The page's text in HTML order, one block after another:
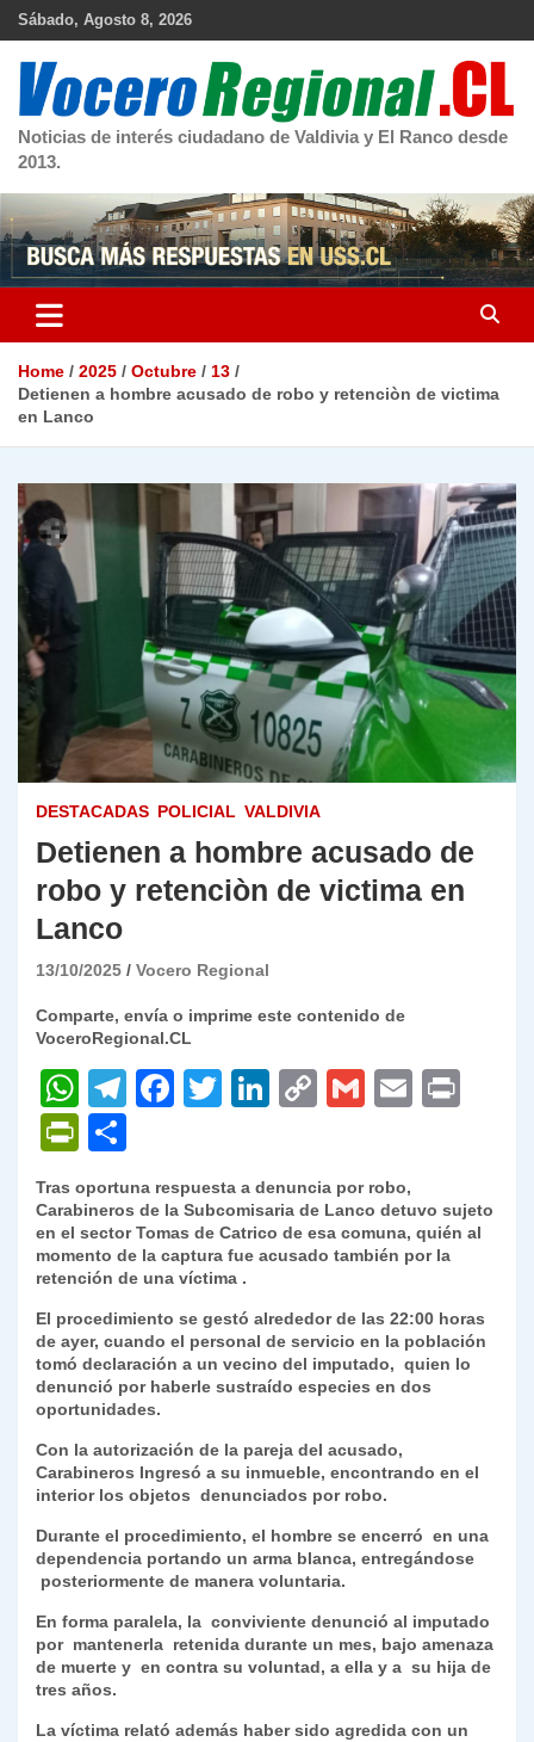
Skip
Sábado, Agosto 8, 2026
Noticias de interés ciudadano de Valdivia y El Ranco desde
2013.
Home 2025 Octubre
13
Detienen a hombre acusado de robo y retenciòn de victima
en Lanco
DESTACADAS POLICIAL VALDIVIA
Detienen a hombre acusado de
robo y retenciòn de victima en
Lanco
13/10/2025 Vocero Regional
Comparte, envía o imprime este contenido de
VoceroRegional.CL
W
h
at
s
A
p
p
T
gr
a
m
F
e
b
o
o
k
T
er
Li
e
dI
C
y
Li
k
G
l
E
l
P
nt
Fr
ie
n
dl
y
m
p
ar
tir
Tras oportuna respuesta a denuncia por robo,
Carabineros de la Subcomisaria de Lanco detuvo sujeto
en el sector Tomas de Catrico de esa comuna, quién al
momento de la captura fue acusado también por la
retención de una víctima .
El procedimiento se gestó alrededor de las 22:00 horas
de ayer, cuando el personal de servicio en la población
tomó declaración a un vecino del imputado, quien lo
denunció por haberle sustraído especies en dos
oportunidades.
Con la autorización de la pareja del acusado,
Carabineros Ingresó a su inmueble, encontrando en el
interior los objetos denunciados por robo.
Durante el procedimiento, el hombre se encerró en una
dependencia portando un arma blanca, entregándose
posteriormente de manera voluntaria.
En forma paralela, la conviviente denunció al imputado
por mantenerla retenida durante un mes, bajo amenaza
de muerte y en contra su voluntad, a ella y a su hija de
tres años.
La víctima relató además haber sido agredida con un